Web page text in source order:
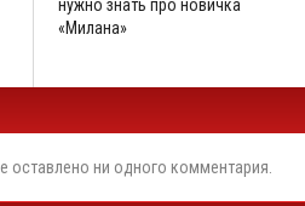
нужно знать про новичка
«Милана»
оставлено ни одного комментария.